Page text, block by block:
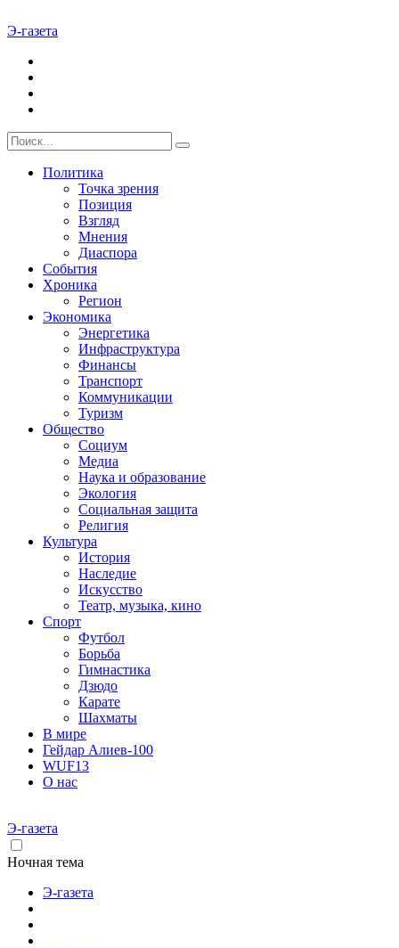
Э-газета
Политика
Точка зрения
Позиция
Взгляд
Мнения
Диаспора
События
Хроника
Регион
Экономика
Энергетика
Инфраструктура
Финансы
Транспорт
Коммуникации
Туризм
Общество
Социум
Медиа
Наука и образование
Экология
Социальная защита
Религия
Культура
История
Наследие
Искусство
Театр, музыка, кино
Спорт
Футбол
Борьба
Гимнастика
Дзюдо
Карате
Шахматы
В мире
Гейдар Алиев-100
WUF13
О нас
Э-газета
Ночная тема
Э-газета